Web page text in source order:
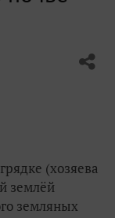
(хозяева
землёй
земляных